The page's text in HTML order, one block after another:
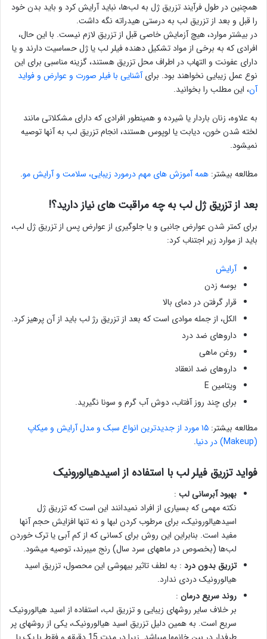
همچنین در طول فرآیند تزریق ژل به لب‌ها، نباید آرایش کرد و باید بدن خود
را قبل و بعد از تزریق لب به درستی هیدراته نگه داشت.
در بیشتر موارد، هیچ آزمایش خاصی قبل از تزریق لازم نیست. با این حال،
افرادی که به برخی از مواد تشکیل دهنده فیلر لب یا ژل حساسیت دارند و یا
دارای عفونت و التهاب در اطراف محل‌ تزریق هستند، گزینه مناسبی برای این
نوع عمل زیبایی نخواهند بود. برایآشنایی با فیلر صورت و عوارض و فواید
آن، این مطلب را بخوانید.
به علاوه، زنان باردار یا شیرده و همینطور افرادی که دارای مشکلاتی مانند
لخته شدن خون، دیابت یا لوپوس هستند، انجام تزریق لب به آنها توصیه
نمیشود.
مطالعه بیشتر: همه آموزش های مهم درمورد زیبایی، سلامت و آرایش مو.
بعد از تزریق ژل لب به چه مراقبت های نیاز دارید؟!
برای کمتر شدن عوارض جانبی و یا جلوگیری از عوارض پس از تزریق ژل لب،
باید از موارد زیر اجتناب کرد:
آرایش
بوسه زدن
قرار گرفتن در دمای بالا
الکل، از جمله موادی است که بعد از تزریق رژ لب باید از آن پرهیز کرد.
داروهای ضد درد
روغن ماهی
داروهای ضد انعقاد
ویتامین E
برای چند روز آفتاب، دوش آب گرم و سونا نگیرید.
مطالعه بیشتر:
۱۵ مورد از جدیدترین انواع سبک و مدل آرایش و میکاپ
(Makeup) در دنیا
.
فواید تزریق فیلر لب با استفاده از اسیدهیالورونیک
بهبود آبرسانی لب :
نکته مهمی که بسیاری از افراد نمیدانند این است که تزریق ژل
اسیدهیالورونیک، برای مرطوب کردن لبها و نه تنها افزایش حجم آنها
مفید است. بنابراین این روش برای کسانی که از کم آبی یا ترک خوردن
لب‌ها (بخصوص در ماههای سرد سال) رنج میبرند، توصیه میشود.
تزریق بدون درد : به لطف تاثیر بیهوشی این محصول، تزریق اسید
هیالورونیک دردی ندارد.
روند سریع درمان :
بر خلاف سایر روشهای زیبایی و تزریق لب، استفاده از اسید هیالورونیک
سریع است. به همین دلیل تزریق اسید هیالورونیک، یکی از روشهای پر